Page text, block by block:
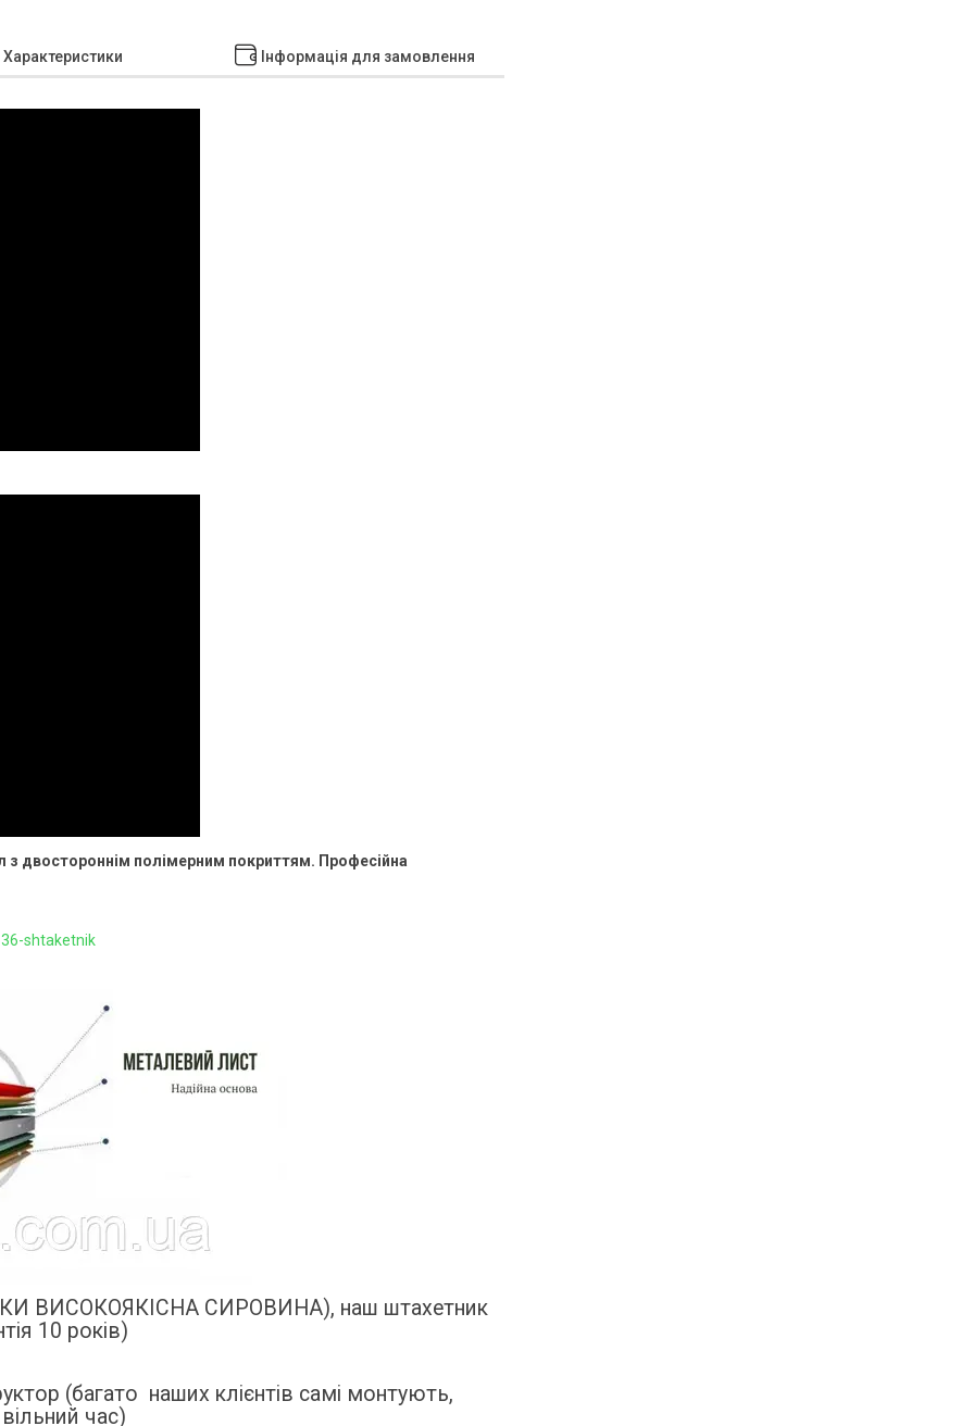
Характеристики Інформація для замовлення
з двостороннім полімерним покриттям. Професійна
shtaketnik
ВИСОКОЯКІСНА СИРОВИНА), наш штахетник
10 років)
(багато наших клієнтів самі монтують,
час)